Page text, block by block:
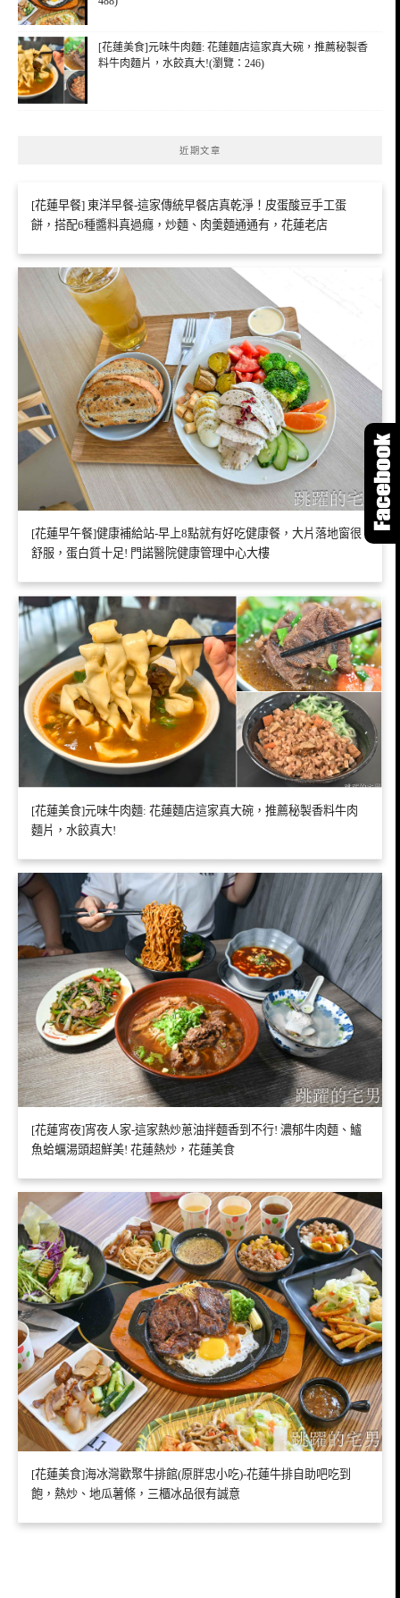
[花蓮美食]元味牛肉麵: 花蓮麵店這家真大碗，推薦秘製香
料牛肉麵片，水餃真大!(瀏覽：246)
近期文章
[花蓮早餐] 東洋早餐-這家傳統早餐店真乾淨！皮蛋酸豆手工蛋
餅，搭配6種醬料真過癮，炒麵、肉羹麵通通有，花蓮老店
[花蓮早午餐]健康補給站-早上8點就有好吃健康餐，大片落地窗很
舒服，蛋白質十足! 門諾醫院健康管理中心大樓
[花蓮美食]元味牛肉麵: 花蓮麵店這家真大碗，推薦秘製香料牛肉
麵片，水餃真大!
[花蓮宵夜]宵夜人家-這家熱炒蔥油拌麵香到不行! 濃郁牛肉麵、鱸
魚蛤蠣湯頭超鮮美! 花蓮熱炒，花蓮美食
[花蓮美食]海冰灣歡聚牛排館(原胖忠小吃)-花蓮牛排自助吧吃到
飽，熱炒、地瓜薯條，三櫃冰品很有誠意